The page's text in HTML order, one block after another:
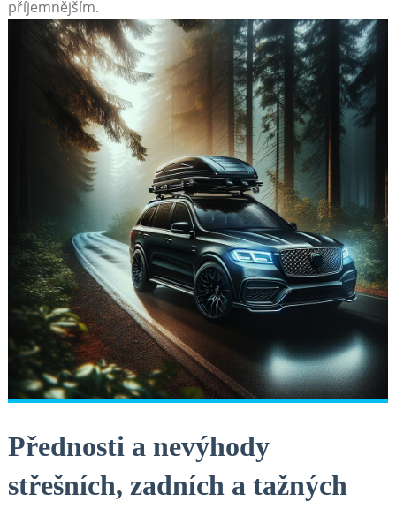
⁢příjemnějším.
Přednosti a nevýhody
střešních, ⁣zadních a tažných